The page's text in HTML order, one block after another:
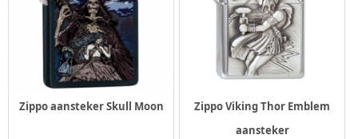
Zippo aansteker Skull Moon
Zippo Viking Thor Emblem
aansteker